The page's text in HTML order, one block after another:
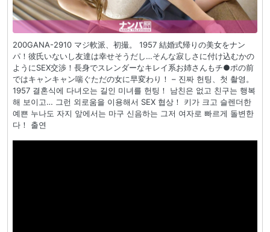
200GANA-2910 マジ軟派、初撮。 1957 結婚式帰りの美女をナン
パ！彼氏いないし友達は幸せそうだし…そんな寂しさに付け込むかの
ようにSEX交渉！長身でスレンダーなキレイ系お姉さんもチ●ポの前
ではキャンキャン喘ぐただの女に早変わり！ – 진짜 헌팅、첫 촬영。
1957 결혼식에 다녀오는 길인 미녀를 헌팅！ 남친은 없고 친구는 행복
해 보이고… 그런 외로움을 이용해서 SEX 협상！ 키가 크고 슬렌더한
예쁜 누나도 자지 앞에서는 마구 신음하는 그저 여자로 빠르게 돌변한
다！ 출연